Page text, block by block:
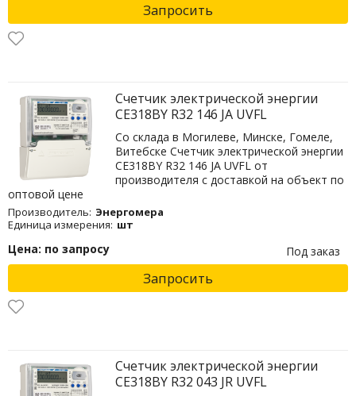
Запросить
Счетчик электрической энергии
CE318BY R32 146 JA UVFL
Со склада в Могилеве, Минске, Гомеле,
Витебске Счетчик электрической энергии
CE318BY R32 146 JA UVFL от
производителя с доставкой на объект по
оптовой цене
Производитель: Энергомера
Единица измерения: шт
Цена: по запросу Под заказ
Запросить
Счетчик электрической энергии
СЕ318BY R32 043 JR UVFL